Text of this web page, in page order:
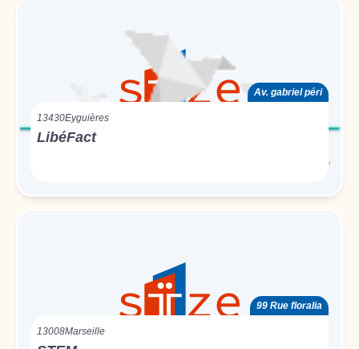
Av. gabriel péri
13430Eyguières
LibéFact
99 Rue floralia
13008Marseille